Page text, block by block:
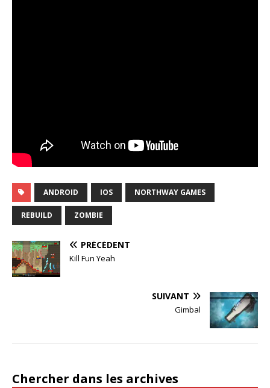
ANDROID IOS NORTHWAY GAMES
REBUILD ZOMBIE
PRÉCÉDENT
Kill Fun Yeah
SUIVANT
Gimbal
Chercher dans les archives